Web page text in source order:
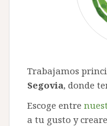
Trabajamos
Segovia, donde
Escoge entre
a tu gusto y